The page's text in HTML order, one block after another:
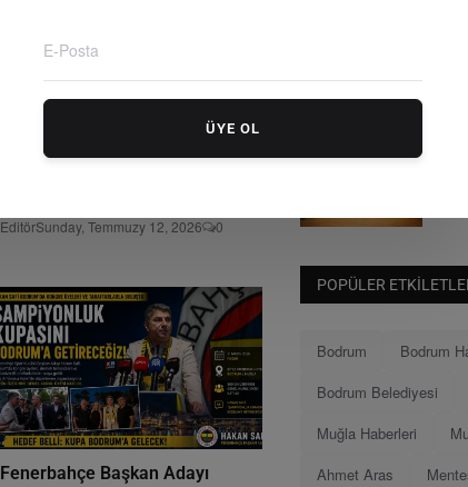
EditörSunday, Temmuzy 12, 2026 0
Fenerbahçe Başkan Adayı
POPÜLER
Bodrum Bodrum
Bodrum Belediyesi
Muğla Haberleri
Ahmet Aras
ÜYE OL